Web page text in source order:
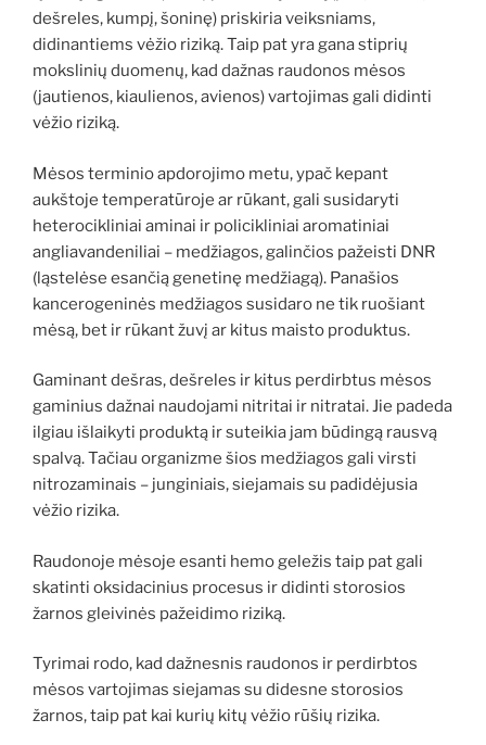
dešreles, kumpį, šoninę) priskiria veiksniams,
didinantiems vėžio riziką. Taip pat yra gana stiprių
mokslinių duomenų, kad dažnas raudonos mėsos
(jautienos, kiaulienos, avienos) vartojimas gali didinti
vėžio riziką.
Mėsos terminio apdorojimo metu, ypač kepant
aukštoje temperatūroje ar rūkant, gali susidaryti
heterocikliniai aminai ir policikliniai aromatiniai
angliavandeniliai – medžiagos, galinčios pažeisti DNR
(ląstelėse esančią genetinę medžiagą). Panašios
kancerogeninės medžiagos susidaro ne tik ruošiant
mėsą, bet ir rūkant žuvį ar kitus maisto produktus.
Gaminant dešras, dešreles ir kitus perdirbtus mėsos
gaminius dažnai naudojami nitritai ir nitratai. Jie padeda
ilgiau išlaikyti produktą ir suteikia jam būdingą rausvą
spalvą. Tačiau organizme šios medžiagos gali virsti
nitrozaminais – junginiais, siejamais su padidėjusia
vėžio rizika.
Raudonoje mėsoje esanti hemo geležis taip pat gali
skatinti oksidacinius procesus ir didinti storosios
žarnos gleivinės pažeidimo riziką.
Tyrimai rodo, kad dažnesnis raudonos ir perdirbtos
mėsos vartojimas siejamas su didesne storosios
žarnos, taip pat kai kurių kitų vėžio rūšių rizika.